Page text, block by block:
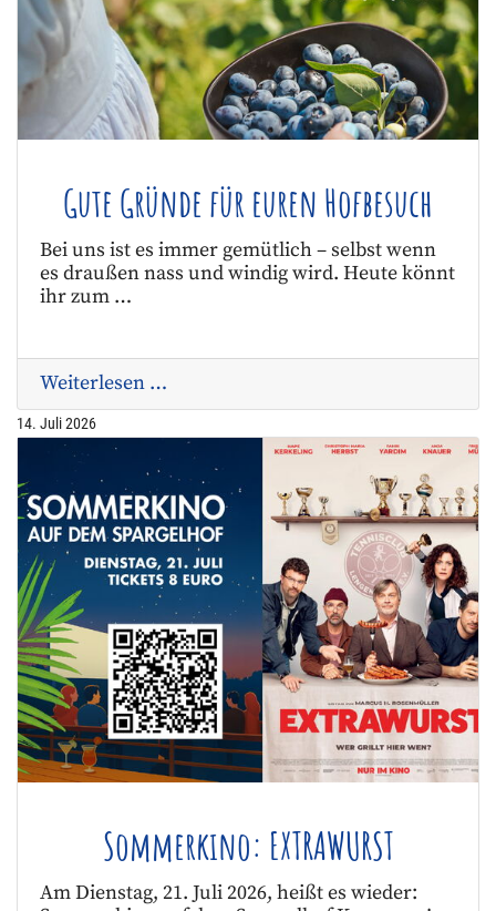
Gute Gründe für euren Hofbesuch
Bei uns ist es immer gemütlich – selbst wenn
es draußen nass und windig wird. Heute könnt
ihr zum …
Weiterlesen …
14. Juli 2026
Sommerkino: EXTRAWURST
Am Dienstag, 21. Juli 2026, heißt es wieder: